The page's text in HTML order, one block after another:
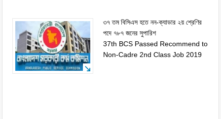
৩৭ তম বিসিএস হতে নন-ক্যাডার ২য় শ্রেণির
পদে ৭৮৭ জনের সুপারিশ
37th BCS Passed Recommend to
Non-Cadre 2nd Class Job 2019